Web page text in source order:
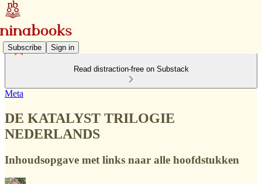
Subscribe Sign in
Read distraction-free on Substack
Meta
DE KATALYST TRILOGIE
NEDERLANDS
Inhoudsopgave met links naar alle hoofdstukken